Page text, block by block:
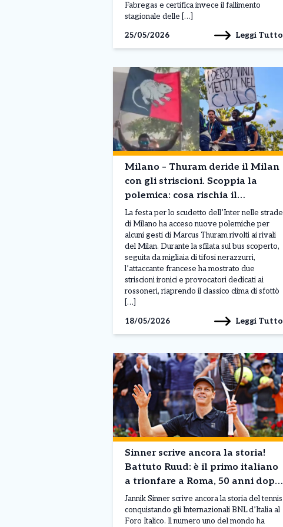
Fabregas e certifica invece il fallimento
stagionale delle […]
25/05/2026
Leggi Tutto
Milano – Thuram deride il Milan
con gli striscioni. Scoppia la
polemica: cosa rischia il
giocatore
La festa per lo scudetto dell’Inter nelle strade
di Milano ha acceso nuove polemiche per
alcuni gesti di Marcus Thuram rivolti ai rivali
del Milan. Durante la sfilata sul bus scoperto,
seguita da migliaia di tifosi nerazzurri,
l’attaccante francese ha mostrato due
striscioni ironici e provocatori dedicati ai
rossoneri, riaprendo il classico clima di sfottò
[…]
18/05/2026
Leggi Tutto
Sinner scrive ancora la storia!
Battuto Ruud: è il primo italiano
a trionfare a Roma, 50 anni dopo
Panatta!
Jannik Sinner scrive ancora la storia del tennis
conquistando gli Internazionali BNL d’Italia al
Foro Italico. Il numero uno del mondo ha